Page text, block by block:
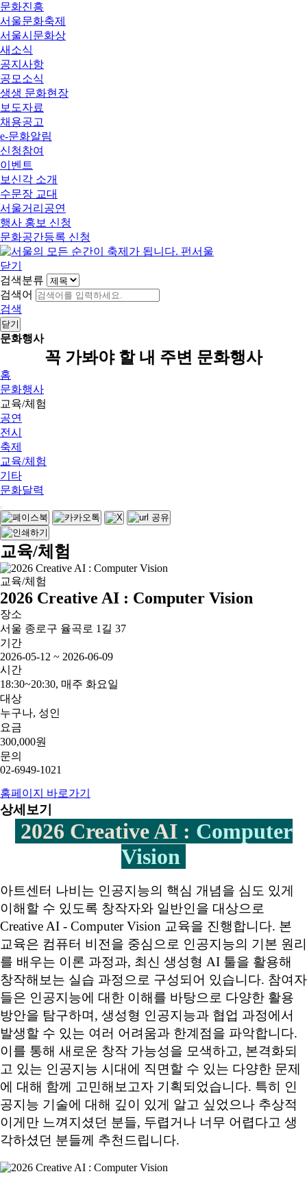
문화진흥
서울문화축제
서울시문화상
새소식
공지사항
공모소식
생생 문화현장
보도자료
채용공고
e-문화알림
신청참여
이벤트
보신각 소개
수문장 교대
서울거리공연
행사 홍보 신청
문화공간등록 신청
닫기
검색분류
검색어
검색
닫기
문화행사
꼭 가봐야 할 내 주변 문화행사
홈
문화행사
교육/체험
공연
전시
축제
교육/체험
기타
문화달력
교육/체험
교육/체험
2026 Creative AI : Computer Vision
장소
서울 종로구 율곡로 1길 37
기간
2026-05-12 ~ 2026-06-09
시간
18:30~20:30, 매주 화요일
대상
누구나, 성인
요금
300,000원
문의
02-6949-1021
홈페이지 바로가기
상세보기
2026 Creative AI : Computer
Vision
아트센터 나비는 인공지능의 핵심 개념을 심도 있게
이해할 수 있도록 창작자와 일반인을 대상으로
Creative AI - Computer Vision 교육을 진행합니다. 본
교육은 컴퓨터 비전을 중심으로 인공지능의 기본 원리
를 배우는 이론 과정과, 최신 생성형 AI 툴을 활용해
창작해보는 실습 과정으로 구성되어 있습니다. 참여자
들은 인공지능에 대한 이해를 바탕으로 다양한 활용
방안을 탐구하며, 생성형 인공지능과 협업 과정에서
발생할 수 있는 여러 어려움과 한계점을 파악합니다.
이를 통해 새로운 창작 가능성을 모색하고, 본격화되
고 있는 인공지능 시대에 직면할 수 있는 다양한 문제
에 대해 함께 고민해보고자 기획되었습니다. 특히 인
공지능 기술에 대해 깊이 있게 알고 싶었으나 추상적
이게만 느껴지셨던 분들, 두렵거나 너무 어렵다고 생
각하셨던 분들께 추천드립니다.